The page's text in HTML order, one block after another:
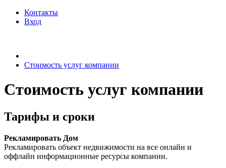
Контакты
Вход
Стоимость услуг компании
Стоимость услуг компании
Тарифы и сроки
Рекламировать Дом
Рекламировать объект недвижимости на все онлайн и
оффлайн информационные ресурсы компании.